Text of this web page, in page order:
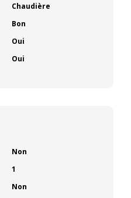
Chaudière
Bon
Oui
Oui
Non
1
Non